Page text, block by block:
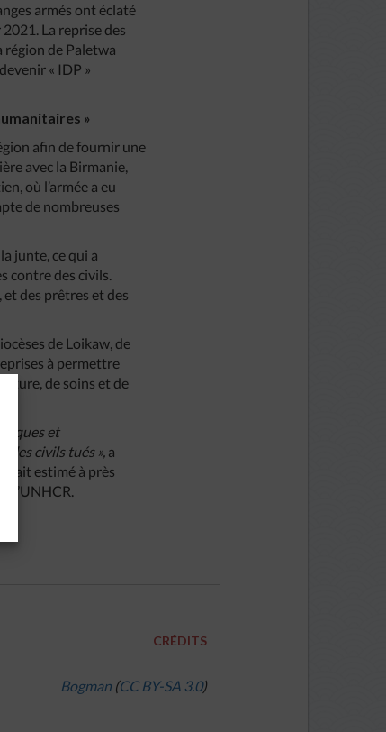
armés ont éclaté
La reprise des
région de Paletwa
« IDP »
»
afin de fournir une
avec la Birmanie,
où l’armée a eu
de nombreuses
junte, ce qui a
contre des civils.
des prêtres et des
de Loikaw, de
à permettre
de soins et de
et
des civils tués », a
estimé à près
l’UNHCR.
CRÉDITS
Bogman(CC BY-SA 3.0)